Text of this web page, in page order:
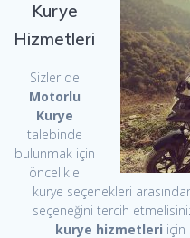
Kurye
Hizmetleri
Sizler de
Motorlu
Kurye
talebinde
bulunmak için
öncelikle
kurye seçenekleri
seçeneğini tercih
kurye hizmetleri için